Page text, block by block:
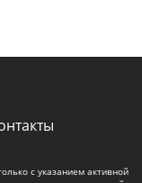
с указанием активной